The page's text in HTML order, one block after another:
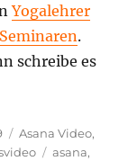
Yogalehrer
.
schreibe es
Kategorien
Asana Video,
asana,